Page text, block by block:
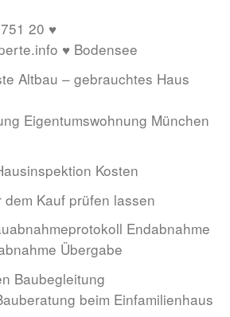
20 ♥
♥ Bodensee
Altbau – gebrauchtes Haus
Eigentumswohnung München
Kosten
Kauf prüfen lassen
Endabnahme
Übergabe
Baubegleitung
beim Einfamilienhaus